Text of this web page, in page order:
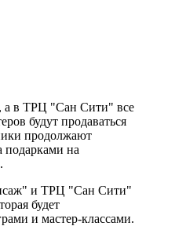
а в ТРЦ "Сан Сити" все
будут продаваться
продолжают
подарками на
и ТРЦ "Сан Сити"
будет
и мастер-классами.